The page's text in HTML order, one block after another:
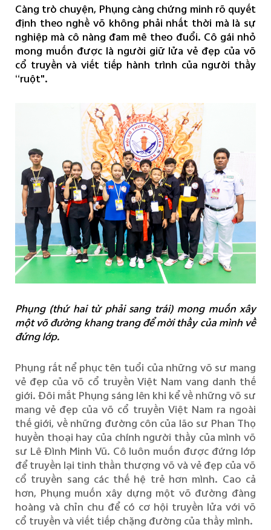
Càng trò chuyện, Phụng càng chứng minh rõ quyết
định theo nghề võ không phải nhất thời mà là sự
nghiệp mà cô nàng đam mê theo đuổi. Cô gái nhỏ
mong muốn được là người giữ lửa vẻ đẹp của võ
cổ truyền và viết tiếp hành trình của người thầy
“ruột".
Phụng (thứ hai từ phải sang trái) mong muốn xây
một võ đường khang trang để mời thầy của mình về
đứng lớp.
Phụng rất nể phục tên tuổi của những võ sư mang
vẻ đẹp của võ cổ truyền Việt Nam vang danh thế
giới. Đôi mắt Phụng sáng lên khi kể về những võ sư
mang vẻ đẹp của võ cổ truyền Việt Nam ra ngoài
thế giới, về những đường côn của lão sư Phan Thọ
huyền thoại hay của chính người thầy của mình võ
sư Lê Đình Minh Vũ. Cô luôn muốn được đứng lớp
để truyền lại tinh thần thượng võ và vẻ đẹp của võ
cổ truyền sang các thế hệ trẻ hơn mình. Cao cả
hơn, Phụng muốn xây dựng một võ đường đàng
hoàng và chỉn chu để có cơ hội truyền lửa với võ
cổ truyền và viết tiếp chặng đường của thầy mình.